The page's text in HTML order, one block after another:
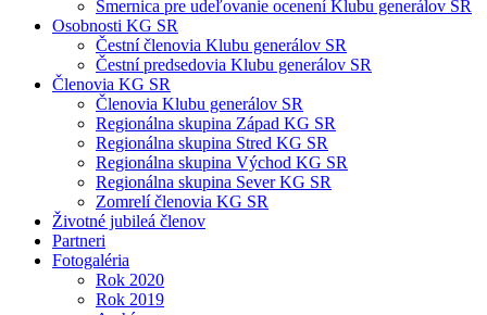
Smernica pre udeľovanie ocenení Klubu generálov SR
Osobnosti KG SR
Čestní členovia Klubu generálov SR
Čestní predsedovia Klubu generálov SR
Členovia KG SR
Členovia Klubu generálov SR
Regionálna skupina Západ KG SR
Regionálna skupina Stred KG SR
Regionálna skupina Východ KG SR
Regionálna skupina Sever KG SR
Zomrelí členovia KG SR
Životné jubileá členov
Partneri
Fotogaléria
Rok 2020
Rok 2019